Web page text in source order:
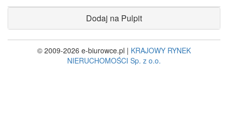
Dodaj na Pulpit
© 2009-2026 e-biurowce.pl | KRAJOWY RYNEK
NIERUCHOMOŚCI Sp. z o.o.